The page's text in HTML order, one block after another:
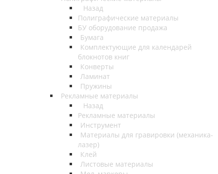
Назад
Полиграфические материалы
БУ оборудование продажа
Бумага
Комплектующие для календарей
блокнотов книг
Конверты
Ламинат
Пружины
Рекламные материалы
Назад
Рекламные материалы
Инструмент
Материалы для гравировки (механика-
лазер)
Клей
Листовые материалы